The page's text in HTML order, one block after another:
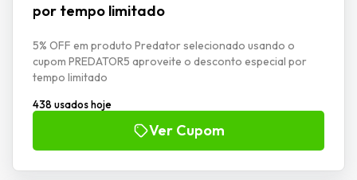
por tempo limitado
5% OFF em produto Predator selecionado usando o
cupom PREDATOR5 aproveite o desconto especial por
tempo limitado
438 usados hoje
Ver Cupom